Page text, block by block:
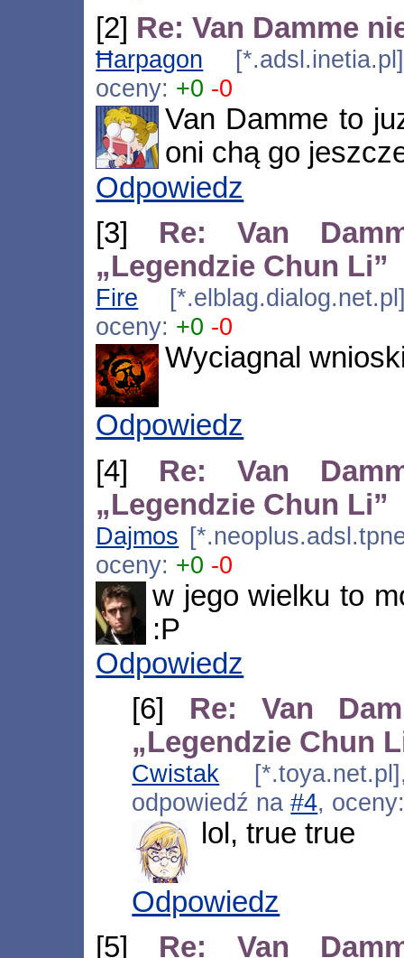
[2] Re: Van Damme
Ħarpagon
oceny: +0 -0
Van Damme to
oni chą go
Odpowiedz
[3] Re: Van
„Legendzie Chun Li”
Fire
oceny: +0 -0
Wyciagnal
Odpowiedz
[4] Re: Van
„Legendzie Chun Li”
Dajmos
oceny: +0 -0
w jego wielku to
:P
Odpowiedz
[6] Re: Van
„Legendzie Chun
Cwistak
odpowiedź na#4,
lol, true true
Odpowiedz
[5] Re: Van